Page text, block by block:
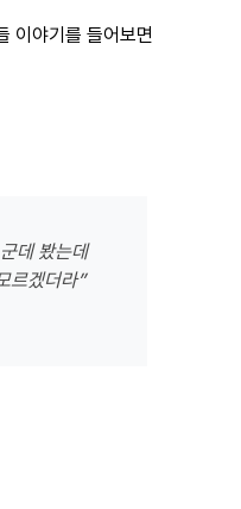
이야기를 들어보면
데 봤는데
르겠더라”